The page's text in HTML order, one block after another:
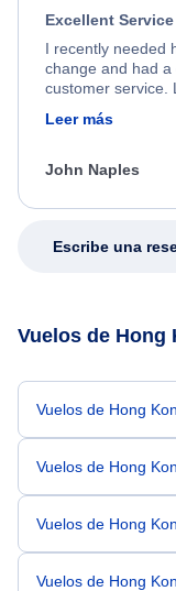
Excellent Service
I recently needed
change and had
customer service.
process. She
appreciate her
Leer más
John Naples
Escribe una
Vuelos de Hong
Vuelos de Hong
Vuelos de Hong
Vuelos de Hong
Vuelos de Hong